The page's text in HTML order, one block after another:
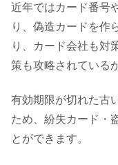
近年ではカード番号
り、偽造カードを作
り、カード会社も対
策も攻略されている
有効期限が切れた古
ため、紛失カード・
とができます。